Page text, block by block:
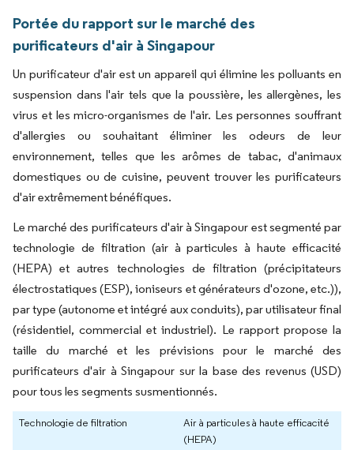
Portée du rapport sur le marché des
purificateurs d'air à Singapour
Un purificateur d'air est un appareil qui élimine les polluants en
suspension dans l'air tels que la poussière, les allergènes, les
virus et les micro-organismes de l'air. Les personnes souffrant
d'allergies ou souhaitant éliminer les odeurs de leur
environnement, telles que les arômes de tabac, d'animaux
domestiques ou de cuisine, peuvent trouver les purificateurs
d'air extrêmement bénéfiques.
Le marché des purificateurs d'air à Singapour est segmenté par
technologie de filtration (air à particules à haute efficacité
(HEPA) et autres technologies de filtration (précipitateurs
électrostatiques (ESP), ioniseurs et générateurs d'ozone, etc.)),
par type (autonome et intégré aux conduits), par utilisateur final
(résidentiel, commercial et industriel). Le rapport propose la
taille du marché et les prévisions pour le marché des
purificateurs d'air à Singapour sur la base des revenus (USD)
pour tous les segments susmentionnés.
Technologie de filtration
Air à particules à haute efficacité
(HEPA)